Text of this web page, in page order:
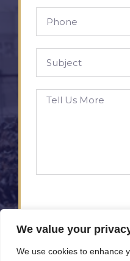
We value your
We use cookies to enhance